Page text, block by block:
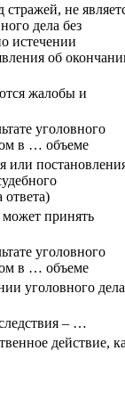
не
дела без
истечении
об
жалобы и
уголовного
в … объеме
или
ответа)
принять
уголовного
в … объеме
уголовного дела
– …
действие,